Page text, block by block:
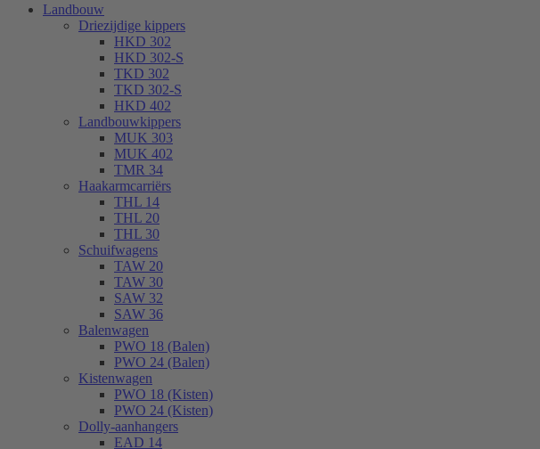
Landbouw
Driezijdige kippers
HKD 302
HKD 302-S
TKD 302
TKD 302-S
HKD 402
Landbouwkippers
MUK 303
MUK 402
TMR 34
Haakarmcarriërs
THL 14
THL 20
THL 30
Schuifwagens
TAW 20
TAW 30
SAW 32
SAW 36
Balenwagen
PWO 18 (Balen)
PWO 24 (Balen)
Kistenwagen
PWO 18 (Kisten)
PWO 24 (Kisten)
Dolly-aanhangers
EAD 14